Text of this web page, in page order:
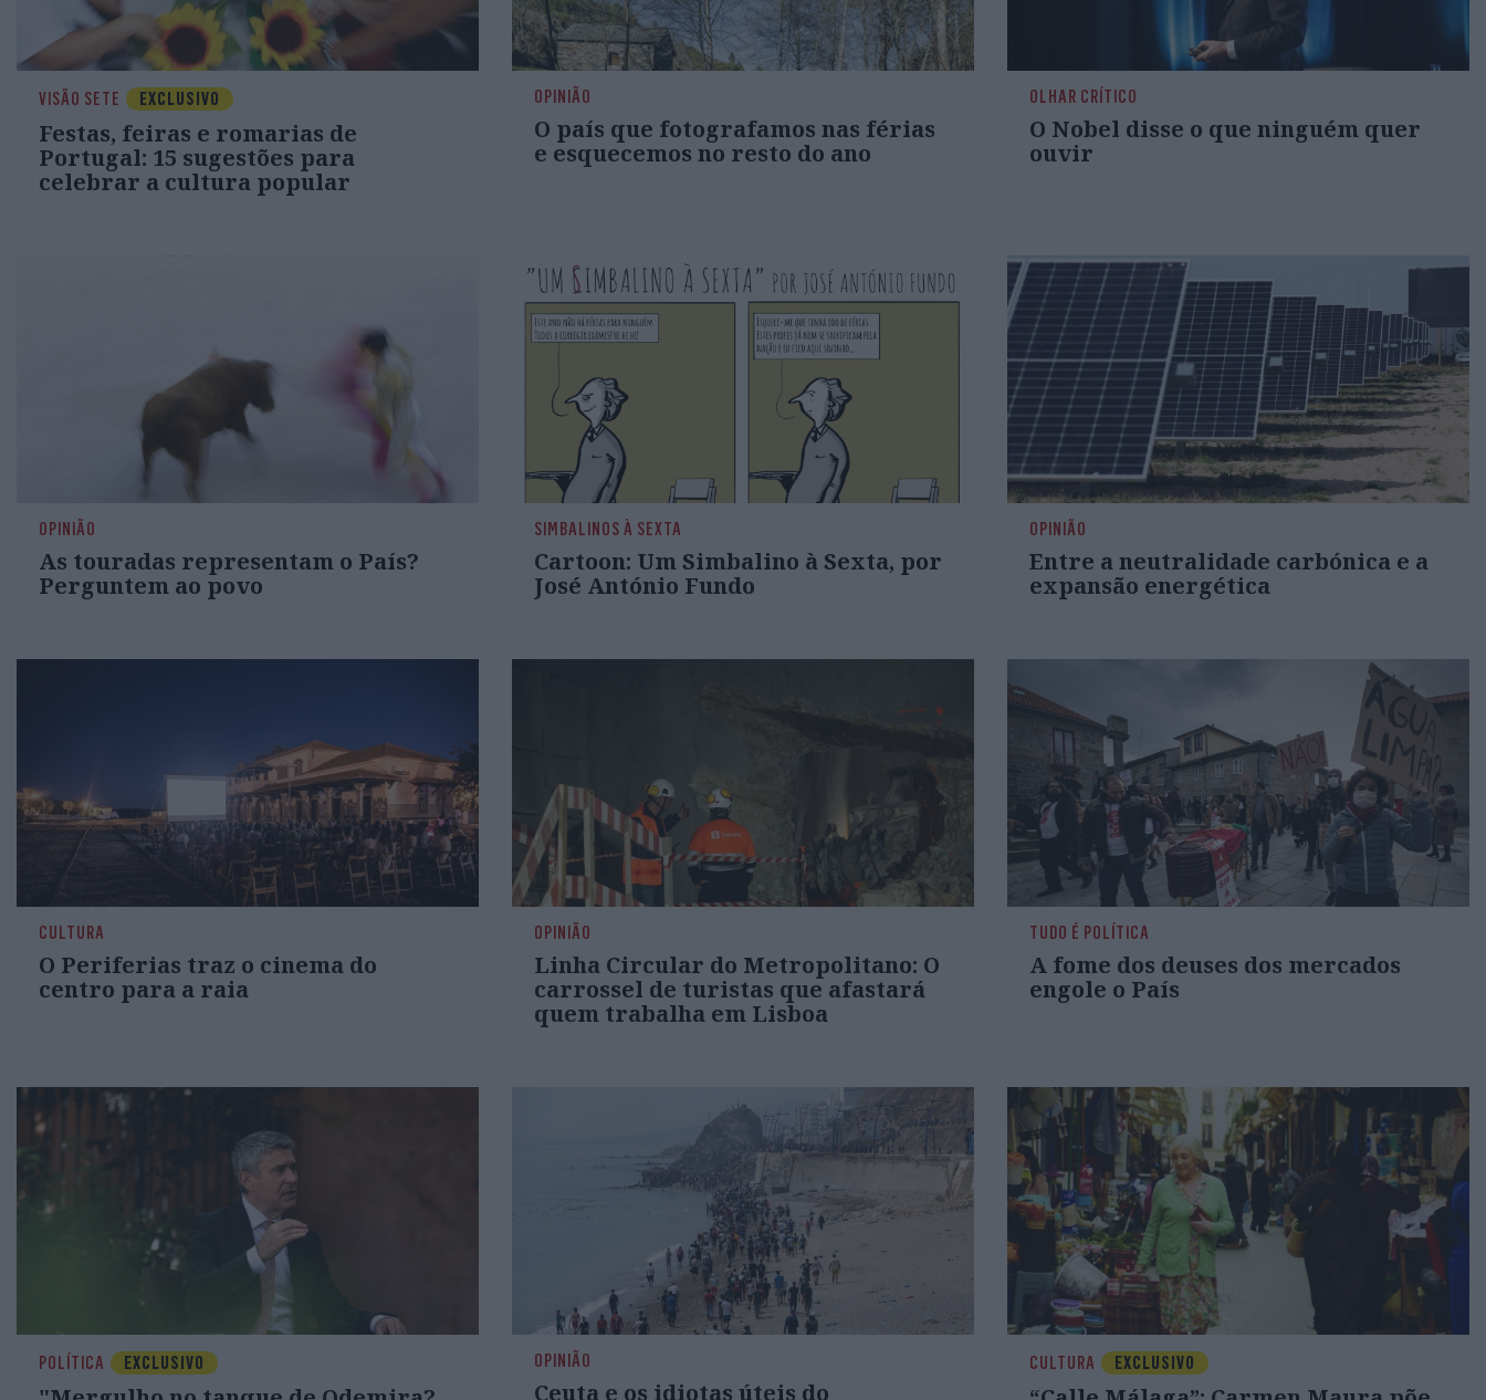
VISÃO SETE EXCLUSIVO
Festas, feiras e romarias de
Portugal: 15 sugestões para
celebrar a cultura popular
OPINIÃO
O país que fotografamos nas férias
e esquecemos no resto do ano
OLHAR CRÍTICO
O Nobel disse o que ninguém quer
ouvir
OPINIÃO
As touradas representam o País?
Perguntem ao povo
SIMBALINOS À SEXTA
Cartoon: Um Simbalino à Sexta, por
José António Fundo
OPINIÃO
Entre a neutralidade carbónica e a
expansão energética
CULTURA
O Periferias traz o cinema do
centro para a raia
OPINIÃO
Linha Circular do Metropolitano: O
carrossel de turistas que afastará
quem trabalha em Lisboa
TUDO É POLÍTICA
A fome dos deuses dos mercados
engole o País
POLÍTICA EXCLUSIVO OPINIÃO
Ceuta e os idiotas úteis do
CULTURA EXCLUSIVO